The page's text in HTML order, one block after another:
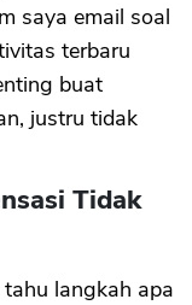
saya email soal
terbaru
buat
justru tidak
Tidak
langkah apa